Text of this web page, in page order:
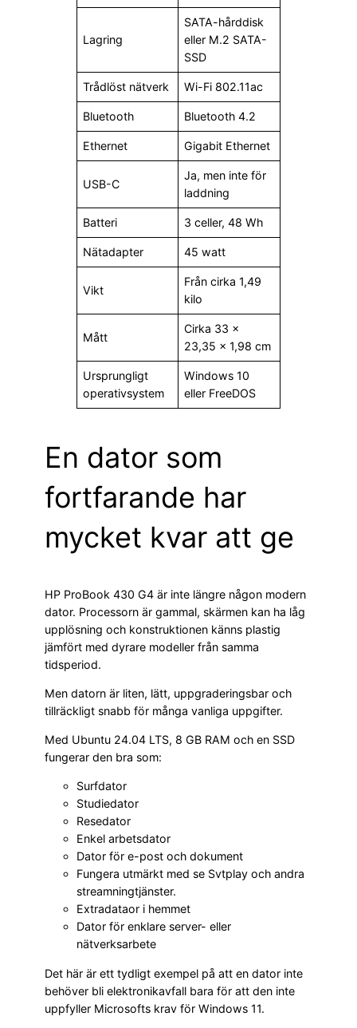
Lagring
SATA-hårddisk
eller M.2 SATA-
SSD
Trådlöst nätverk Wi-Fi 802.11ac
Bluetooth Bluetooth 4.2
Ethernet Gigabit Ethernet
USB-C
Ja, men inte för
laddning
Batteri 3 celler, 48 Wh
Nätadapter 45 watt
Vikt
Från cirka 1,49
kilo
Mått
Cirka 33 ×
23,35 × 1,98 cm
Ursprungligt
operativsystem
Windows 10
eller FreeDOS
En dator som
fortfarande har
mycket kvar att ge
HP ProBook 430 G4 är inte längre någon modern
dator. Processorn är gammal, skärmen kan ha låg
upplösning och konstruktionen känns plastig
jämfört med dyrare modeller från samma
tidsperiod.
Men datorn är liten, lätt, uppgraderingsbar och
tillräckligt snabb för många vanliga uppgifter.
Med Ubuntu 24.04 LTS, 8 GB RAM och en SSD
fungerar den bra som:
Surfdator
Studiedator
Resedator
Enkel arbetsdator
Dator för e-post och dokument
Fungera utmärkt med se Svtplay och andra
streamningtjänster.
Extradataor i hemmet
Dator för enklare server- eller
nätverksarbete
Det här är ett tydligt exempel på att en dator inte
behöver bli elektronikavfall bara för att den inte
uppfyller Microsofts krav för Windows 11.